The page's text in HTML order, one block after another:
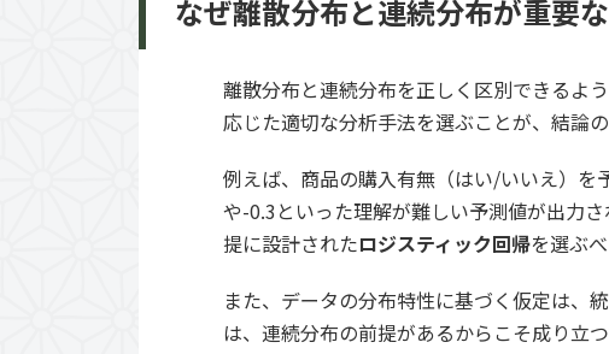
なぜ離散分布と連続分布が重要
離散分布と連続分布を正しく区別できるよ
応じた適切な分析手法を選ぶことが、結論
例えば、商品の購入有無（はい/いいえ）を
や-0.3といった理解が難しい予測値が出力
提に設計されたロジスティック回帰を選ぶべ
また、データの分布特性に基づく仮定は、
は、連続分布の前提があるからこそ成り立